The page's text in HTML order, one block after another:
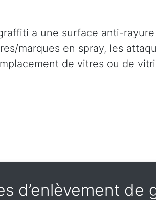
a une surface anti-
marques en spray, les
de vitres ou de
d’enlèvement de